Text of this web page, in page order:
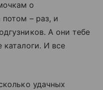
о
потом – раз, и
А они тебе
каталоги. И все
удачных